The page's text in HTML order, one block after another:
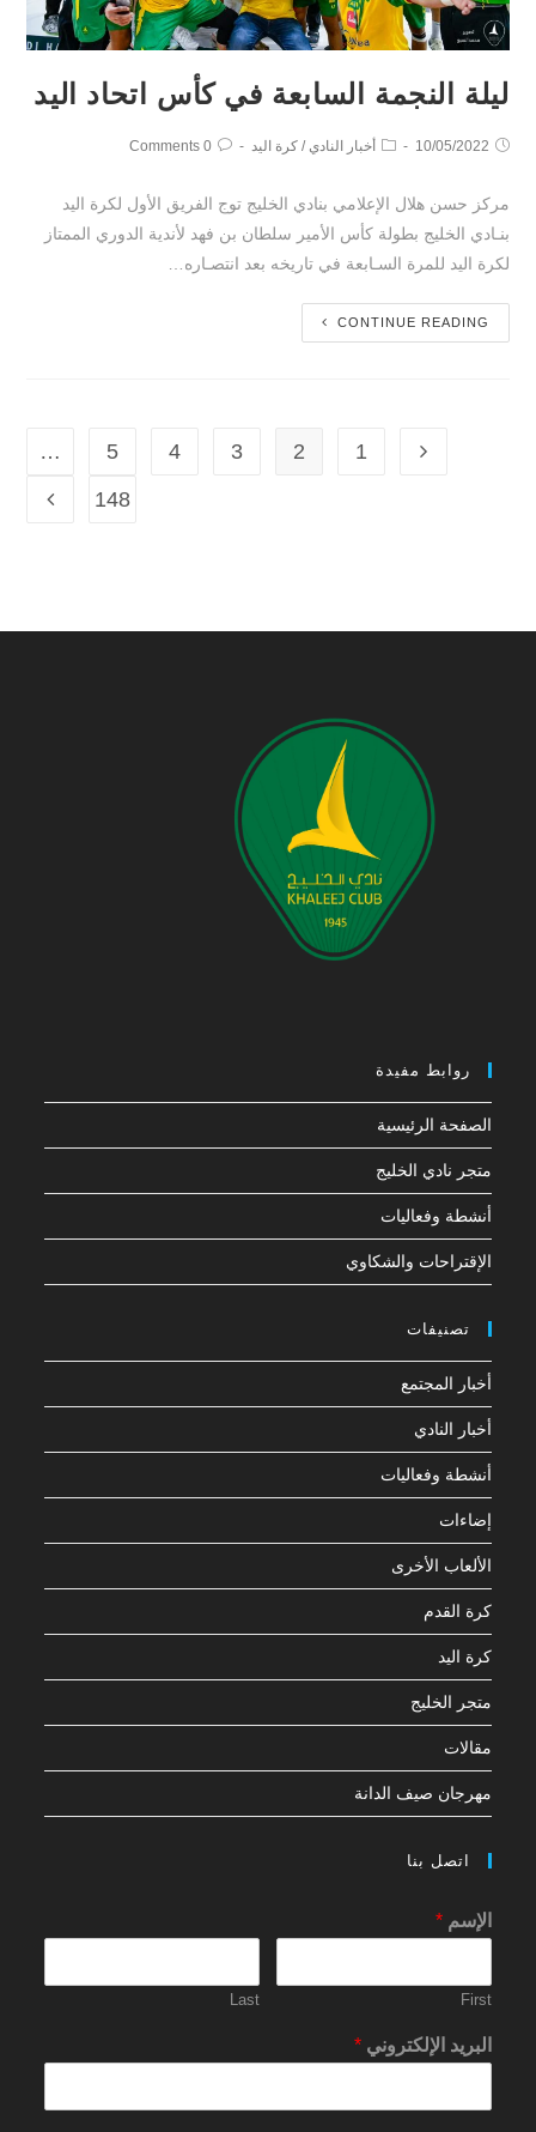
ليلة النجمة السابعة في كأس اتحاد اليد
10/05/2022 أخبار النادي / كرة اليد 0 Comments
مركز حسن هلال الإعلامي بنادي الخليج توج الفريق الأول لكرة اليد
بنـادي الخليج بطولة كأس الأمير سلطان بن فهد لأندية الدوري الممتاز
لكرة اليد للمرة السـابعة في تاريخه بعد انتصـاره…
CONTINUE READING
1
2
3
4
5
…
148
روابط مفيدة
الصفحة الرئيسية
متجر نادي الخليج
أنشطة وفعاليات
الإقتراحات والشكاوي
تصنيفات
أخبار المجتمع
أخبار النادي
أنشطة وفعاليات
إضاءات
الألعاب الأخرى
كرة القدم
كرة اليد
متجر الخليج
مقالات
مهرجان صيف الدانة
اتصل بنا
الإسم*
First
Last
البريد الإلكتروني*